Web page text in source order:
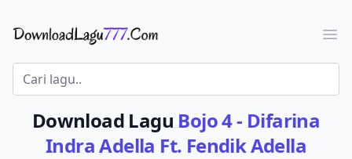
Download Lagu - LaguJoss.com
Download Lagu Bojo 4 - Difarina
Indra Adella Ft. Fendik Adella